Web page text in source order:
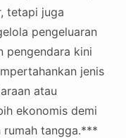
tetapi juga
pengeluaran
pengendara kini
jenis
atau
ekonomis demi
rumah tangga.***